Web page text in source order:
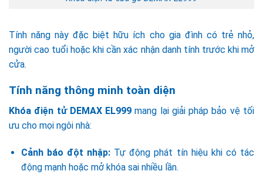
Tính năng này đặc biệt hữu ích cho gia đình có trẻ nhỏ,
người cao tuổi hoặc khi cần xác nhận danh tính trước khi mở
cửa.
Tính năng thông minh toàn diện
Khóa điện tử DEMAX EL999 mang lại giải pháp bảo vệ tối
ưu cho mọi ngôi nhà:
Cảnh báo đột nhập: Tự động phát tín hiệu khi có tác
động mạnh hoặc mở khóa sai nhiều lần.